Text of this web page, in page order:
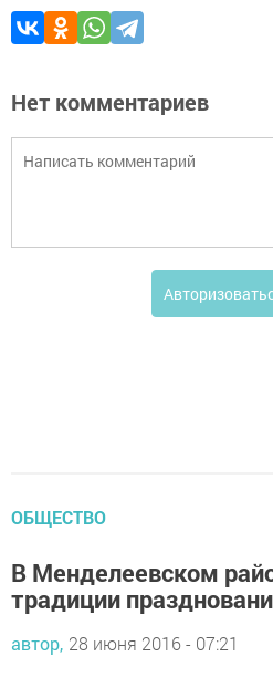
Нет комментариев
ОБЩЕСТВО
В Менделеевском
традиции
автор, 28 июня 2016 - 07:21